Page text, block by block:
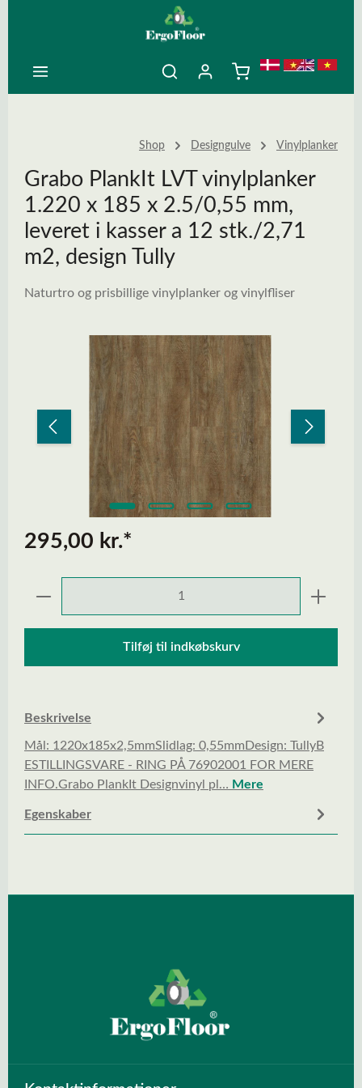
Shop Designgulve Vinylplanker
Grabo PlankIt LVT vinylplanker
1.220 x 185 x 2.5/0,55 mm,
leveret i kasser a 12 stk./2,71
m2, design Tully
Naturtro og prisbillige vinylplanker og vinylfliser
Spring over billedgalleri
295,00 kr.*
Produktmængde: Indtast den ønskede
Tilføj til indkøbskurv
Beskrivelse
Mål: 1220x185x2,5mmSlidlag: 0,55mmDesign: TullyB
ESTILLINGSVARE - RING PÅ 76902001 FOR MERE
INFO.Grabo PlankIt Designvinyl pl… Mere
Egenskaber